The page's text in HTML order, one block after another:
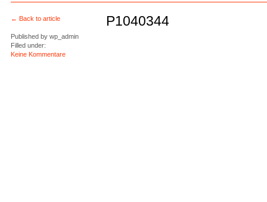
← Back to article
Published bywp_admin
Filled under:
Keine Kommentare
P1040344